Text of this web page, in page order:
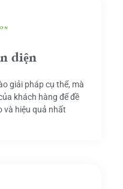
diện
giải pháp cụ thể, mà
khách hàng để đề
và hiệu quả nhất